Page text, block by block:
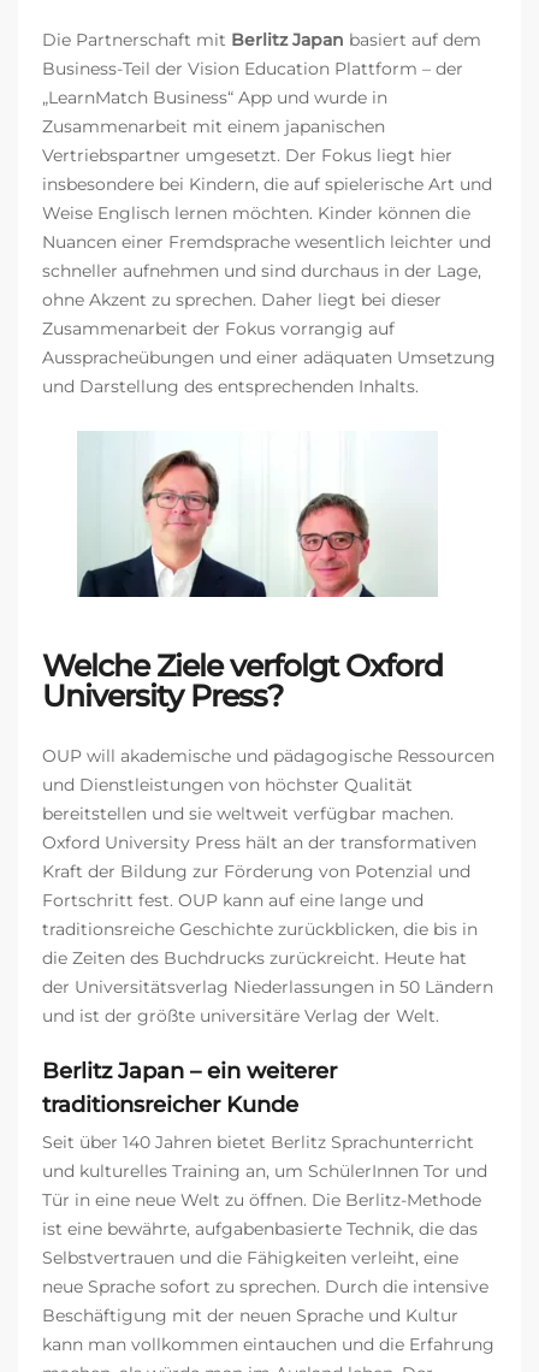
Die Partnerschaft mit Berlitz Japan basiert auf dem
Business-Teil der Vision Education Plattform – der
„LearnMatch Business“ App und wurde in
Zusammenarbeit mit einem japanischen
Vertriebspartner umgesetzt. Der Fokus liegt hier
insbesondere bei Kindern, die auf spielerische Art und
Weise Englisch lernen möchten. Kinder können die
Nuancen einer Fremdsprache wesentlich leichter und
schneller aufnehmen und sind durchaus in der Lage,
ohne Akzent zu sprechen. Daher liegt bei dieser
Zusammenarbeit der Fokus vorrangig auf
Ausspracheübungen und einer adäquaten Umsetzung
und Darstellung des entsprechenden Inhalts.
Welche Ziele verfolgt Oxford
University Press?
OUP will akademische und pädagogische Ressourcen
und Dienstleistungen von höchster Qualität
bereitstellen und sie weltweit verfügbar machen.
Oxford University Press hält an der transformativen
Kraft der Bildung zur Förderung von Potenzial und
Fortschritt fest. OUP kann auf eine lange und
traditionsreiche Geschichte zurückblicken, die bis in
die Zeiten des Buchdrucks zurückreicht. Heute hat
der Universitätsverlag Niederlassungen in 50 Ländern
und ist der größte universitäre Verlag der Welt.
Berlitz Japan – ein weiterer
traditionsreicher Kunde
Seit über 140 Jahren bietet Berlitz Sprachunterricht
und kulturelles Training an, um SchülerInnen Tor und
Tür in eine neue Welt zu öffnen. Die Berlitz-Methode
ist eine bewährte, aufgabenbasierte Technik, die das
Selbstvertrauen und die Fähigkeiten verleiht, eine
neue Sprache sofort zu sprechen. Durch die intensive
Beschäftigung mit der neuen Sprache und Kultur
kann man vollkommen eintauchen und die Erfahrung